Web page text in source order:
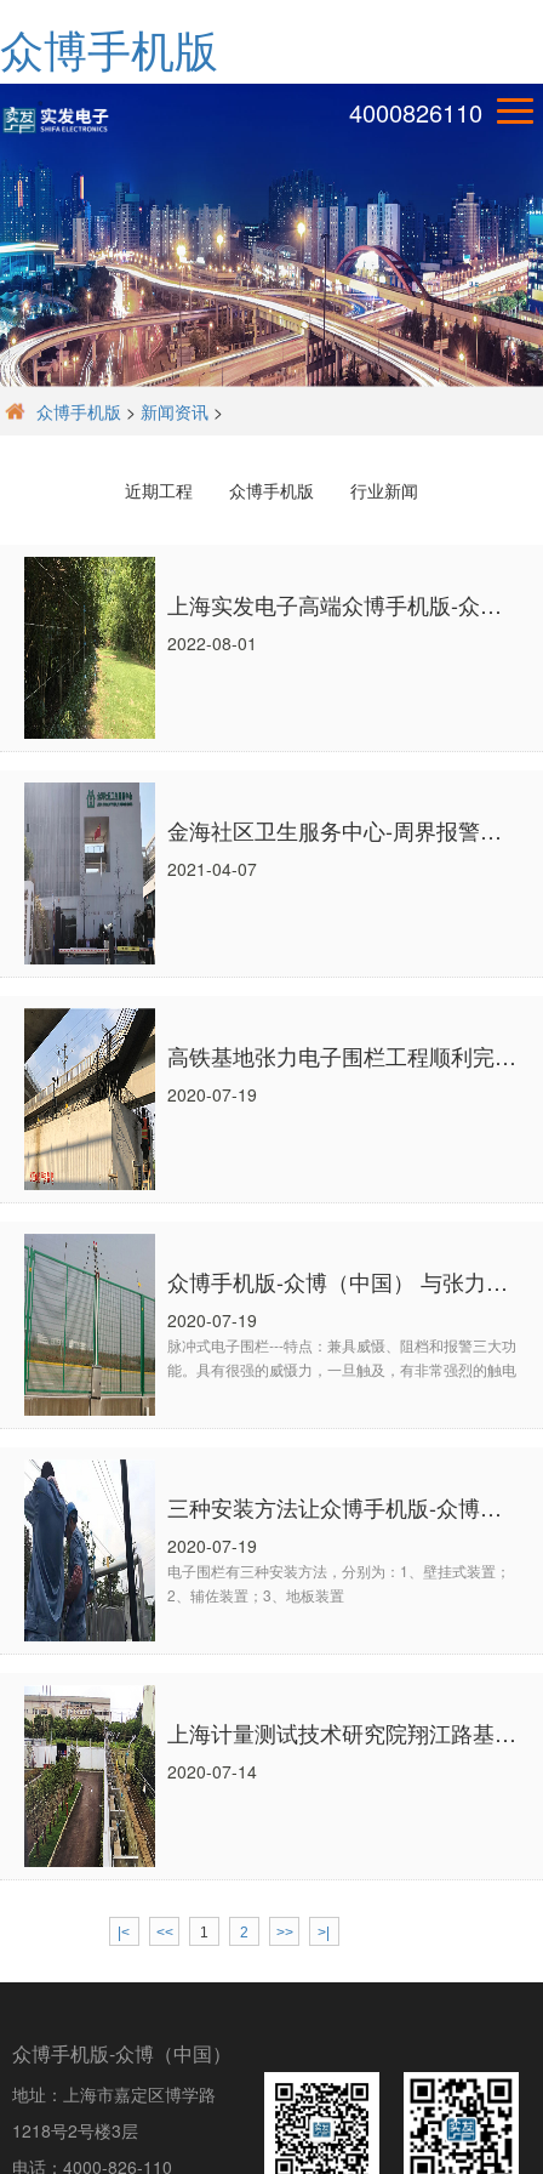
众博手机版
4000826110
众博手机版 > 新闻资讯 >
近期工程 众博手机版 行业新闻
上海实发电子高端众博手机版-众博（中国） ，守护上海崇明滨江隔离酒店，为社会面全面清零助力
2022-08-01
金海社区卫生服务中心-周界报警、脉冲式电子围栏调试完成！
2021-04-07
高铁基地张力电子围栏工程顺利完工！
2020-07-19
众博手机版-众博（中国） 与张力电子围栏的区别
2020-07-19
脉冲式电子围栏---特点：兼具威慑、阻档和报警三大功
能。具有很强的威慑力，一旦触及，有非常强烈的触电
三种安装方法让众博手机版-众博（中国） 既美观又实用
2020-07-19
电子围栏有三种安装方法，分别为：1、壁挂式装置；
2、辅佐装置；3、地板装置
上海计量测试技术研究院翔江路基地电子围栏项目！
2020-07-14
|< << 1 2 >> >|
众博手机版-众博（中国）
地址：上海市嘉定区博学路
1218号2号楼3层
电话：4000-826-110